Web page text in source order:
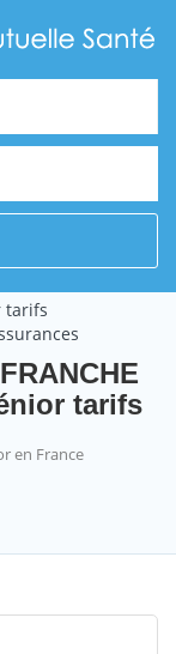
tarifs
tarifs
en France